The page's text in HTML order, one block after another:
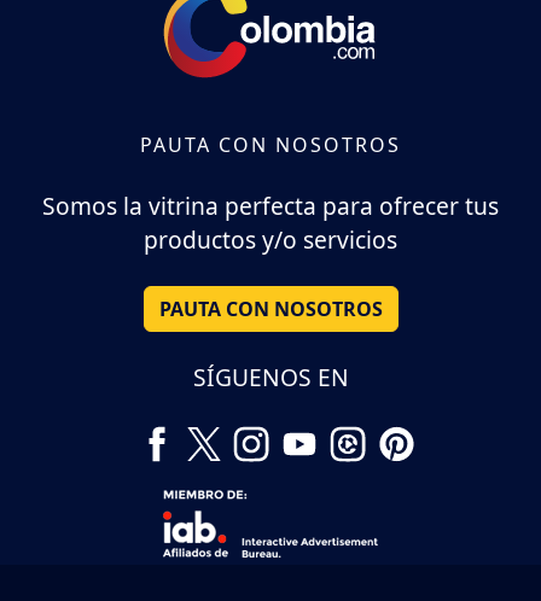
PAUTA CON NOSOTROS
Somos la vitrina perfecta para ofrecer tus
productos y/o servicios
PAUTA CON NOSOTROS
SÍGUENOS EN